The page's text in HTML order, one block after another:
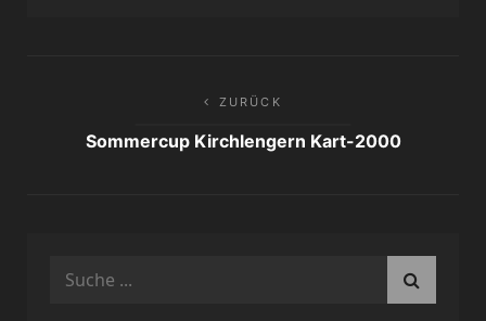
ZURÜCK
Sommercup Kirchlengern Kart-2000
Search